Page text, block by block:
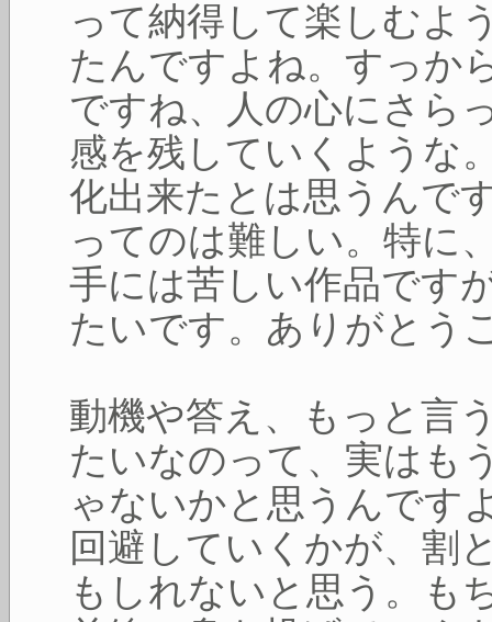
って納得して楽しむよ
たんですよね。すっか
ですね、人の心にさら
感を残していくような
化出来たとは思うんで
ってのは難しい。特に
手には苦しい作品です
たいです。ありがとう
動機や答え、もっと言
たいなのって、実はも
ゃないかと思うんです
回避していくかが、割
もしれないと思う。も